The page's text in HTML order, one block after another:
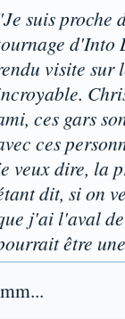
suis proche
d'Into
visite
ces gars
ces
veux dire, la
dit, si on
j'ai l'aval
être